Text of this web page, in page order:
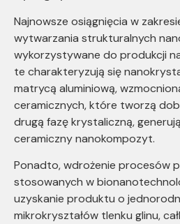
Najnowsze osiągnięcia w
wytwarzania strukturalnych
wykorzystywane do produkcji
te charakteryzują się
matrycą aluminiową,
ceramicznych, które tworzą
drugą fazę krystaliczną,
ceramiczny nanokompozyt.
Ponadto, wdrożenie procesów
stosowanych w
uzyskanie produktu o
mikrokryształów tlenku glinu,